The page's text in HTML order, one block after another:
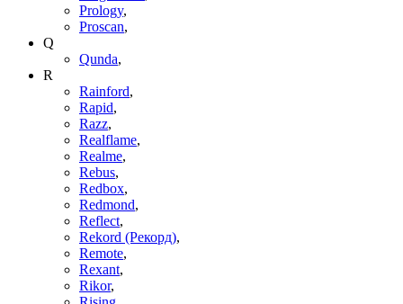
Prology,
Proscan,
Q
Qunda,
R
Rainford,
Rapid,
Razz,
Realflame,
Realme,
Rebus,
Redbox,
Redmond,
Reflect,
Rekord (Рекорд),
Remote,
Rexant,
Rikor,